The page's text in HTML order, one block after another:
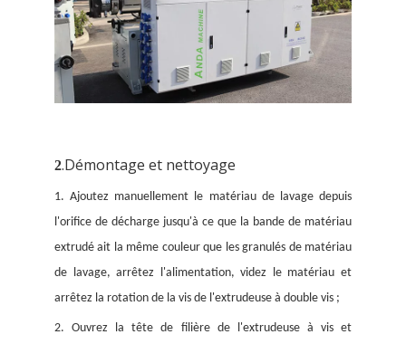
2.Démontage et nettoyage
1. Ajoutez manuellement le matériau de lavage depuis
l'orifice de décharge jusqu'à ce que la bande de matériau
extrudé ait la même couleur que les granulés de matériau
de lavage, arrêtez l'alimentation, videz le matériau et
arrêtez la rotation de la vis de l'extrudeuse à double vis ;
2. Ouvrez la tête de filière de l'extrudeuse à vis et